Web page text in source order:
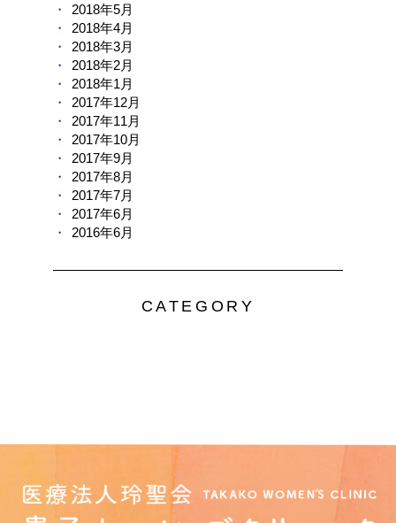
2018年5月
2018年4月
2018年3月
2018年2月
2018年1月
2017年12月
2017年11月
2017年10月
2017年9月
2017年8月
2017年7月
2017年6月
2016年6月
CATEGORY